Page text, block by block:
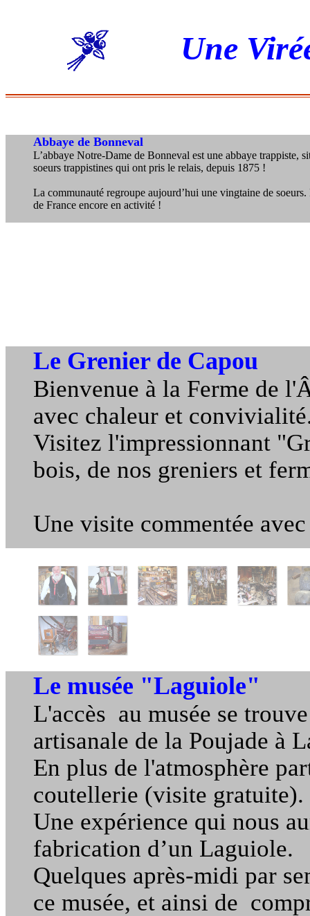
Une
Abbaye de Bonneval
L’abbaye Notre-Dame de Bonneval est une abbaye trappiste,
soeurs trappistines qui ont pris le relais, depuis 1875 !
La communauté regroupe aujourd’hui une vingtaine de
de France encore en activité !
Le Grenier de Capou
Bienvenue à la Ferme de
avec chaleur et
Visitez l'impressionnant
bois, de nos greniers et
Une visite commentée
Le musée "Laguiole"
L'accès au musée se
artisanale de la Poujade à
En plus de l'atmosphère
coutellerie (visite gratuite).
Une expérience qui nous
fabrication d’un Laguiole.
Quelques après-midi par
ce musée, et ainsi de